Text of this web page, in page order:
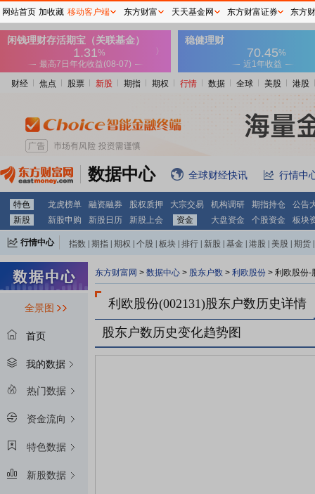
财经 焦点 股票 新股 期指 期权 行情 数据 全球 美股 港股
数据中心 全球财经快讯 行情中
特色 龙虎榜单 融资融券 股权质押 大宗交易 机构调研 期指持仓
公告
新股
新股申购 新股日历 新股上会 资金 大盘资金 个股资金 板块
行情中心 指数 期指 期权 个股 板块 排行 新股 基金 港股 美股 期货
全景图
首页
我的数据
热门数据
资金流向
特色数据
新股数据
东方财富网 > 数据中心 > 股东户数 > 利欧股份 > 利欧股份-
利欧股份(002131)股东户数历史详情
股东户数历史变化趋势图
网站首页 加收藏 移动客户端 东方财富 天天基金网 东方财富证券 东方